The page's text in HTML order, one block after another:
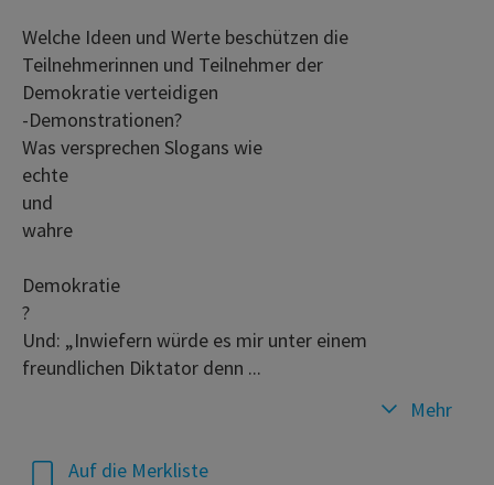
Auf die Merkliste
Welche Ideen und Werte beschützen die
Teilnehmerinnen und Teilnehmer der
Demokratie verteidigen
-Demonstrationen?
Was versprechen Slogans wie
echte
und
wahre
Demokratie
?
Und: „Inwiefern würde es mir unter einem
freundlichen Diktator denn ...
Mehr